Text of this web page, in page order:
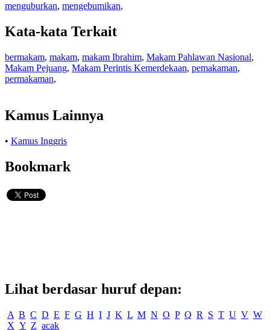
menguburkan, mengebumikan,
Kata-kata Terkait
bermakam, makam, makam Ibrahim, Makam Pahlawan Nasional,
Makam Pejuang, Makam Perintis Kemerdekaan, pemakaman,
permakaman,
Kamus Lainnya
• Kamus Inggris
Bookmark
Lihat berdasar huruf depan:
A B C D E F G H I J K L M N O P Q R S T U V W
X Y Z acak